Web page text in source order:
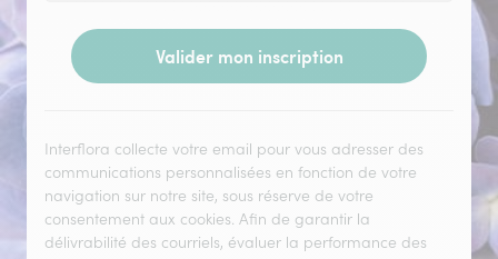
Valider mon inscription
Interflora collecte votre email pour vous adresser des
communications personnalisées en fonction de votre
navigation sur notre site, sous réserve de votre
consentement aux cookies. Afin de garantir la
délivrabilité des courriels, évaluer la performance des